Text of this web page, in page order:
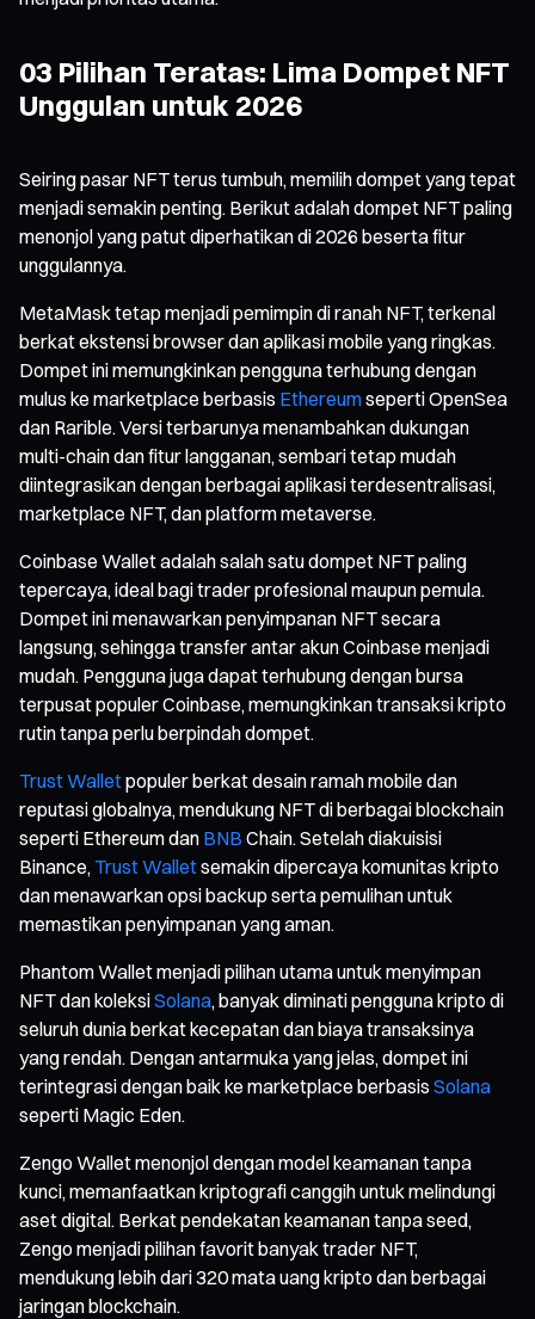
03 Pilihan Teratas: Lima Dompet NFT
Unggulan untuk 2026
Seiring pasar NFT terus tumbuh, memilih dompet yang tepat
menjadi semakin penting. Berikut adalah dompet NFT paling
menonjol yang patut diperhatikan di 2026 beserta fitur
unggulannya.
MetaMask tetap menjadi pemimpin di ranah NFT, terkenal
berkat ekstensi browser dan aplikasi mobile yang ringkas.
Dompet ini memungkinkan pengguna terhubung dengan
mulus ke marketplace berbasis Ethereumseperti OpenSea
dan Rarible. Versi terbarunya menambahkan dukungan
multi-chain dan fitur langganan, sembari tetap mudah
diintegrasikan dengan berbagai aplikasi terdesentralisasi,
marketplace NFT, dan platform metaverse.
Coinbase Wallet adalah salah satu dompet NFT paling
tepercaya, ideal bagi trader profesional maupun pemula.
Dompet ini menawarkan penyimpanan NFT secara
langsung, sehingga transfer antar akun Coinbase menjadi
mudah. Pengguna juga dapat terhubung dengan bursa
terpusat populer Coinbase, memungkinkan transaksi kripto
rutin tanpa perlu berpindah dompet.
Trust Walletpopuler berkat desain ramah mobile dan
reputasi globalnya, mendukung NFT di berbagai blockchain
seperti Ethereum dan BNB Chain. Setelah diakuisisi
Binance, Trust Walletsemakin dipercaya komunitas kripto
dan menawarkan opsi backup serta pemulihan untuk
memastikan penyimpanan yang aman.
Phantom Wallet menjadi pilihan utama untuk menyimpan
NFT dan koleksiSolana, banyak diminati pengguna kripto di
seluruh dunia berkat kecepatan dan biaya transaksinya
yang rendah. Dengan antarmuka yang jelas, dompet ini
terintegrasi dengan baik ke marketplace berbasis Solana
seperti Magic Eden.
Zengo Wallet menonjol dengan model keamanan tanpa
kunci, memanfaatkan kriptografi canggih untuk melindungi
aset digital. Berkat pendekatan keamanan tanpa seed,
Zengo menjadi pilihan favorit banyak trader NFT,
mendukung lebih dari 320 mata uang kripto dan berbagai
jaringan blockchain.